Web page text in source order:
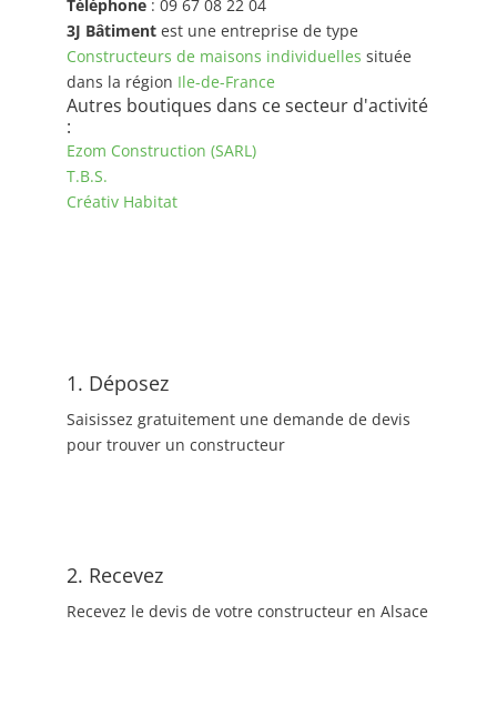
Téléphone: 09 67 08 22 04
3J Bâtimentest une entreprise de type
Constructeurs de maisons individuelles située
dans la région Ile-de-France
Autres boutiques dans ce secteur d'activité
:
Ezom Construction (SARL)
T.B.S.
Créativ Habitat
1. Déposez
Saisissez gratuitement une demande de devis
pour trouver un constructeur
2. Recevez
Recevez le devis de votre constructeur en Alsace